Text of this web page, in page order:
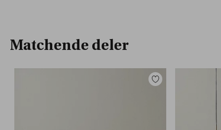
Matchende deler
Legg